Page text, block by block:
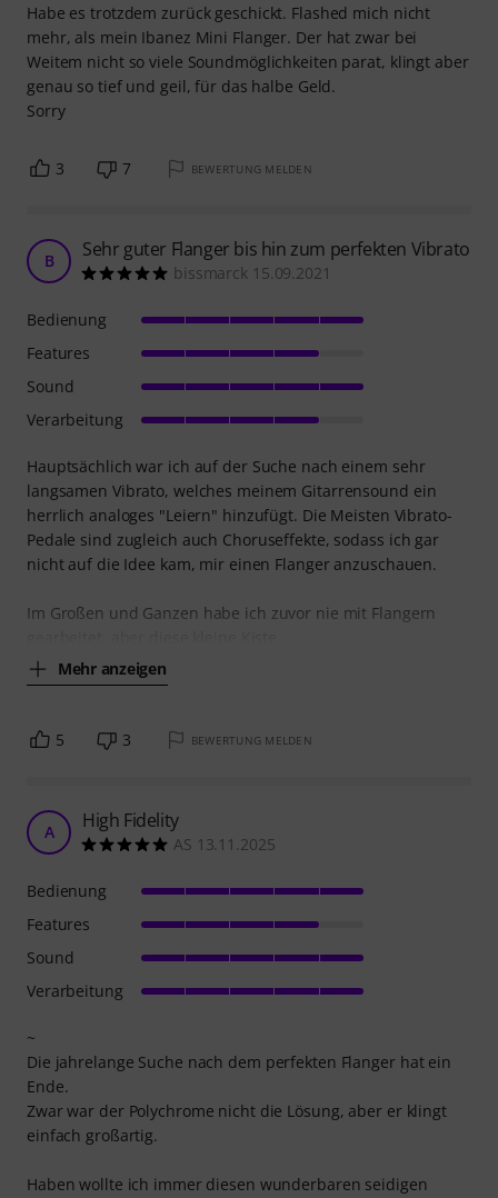
Habe es trotzdem zurück geschickt. Flashed mich nicht
mehr, als mein Ibanez Mini Flanger. Der hat zwar bei
Weitem nicht so viele Soundmöglichkeiten parat, klingt aber
genau so tief und geil, für das halbe Geld.
Sorry
3 7 BEWERTUNG MELDEN
B Sehr guter Flanger bis hin zum perfekten Vibrato
bissmarck 15.09.2021
Hauptsächlich war ich auf der Suche nach einem sehr
langsamen Vibrato, welches meinem Gitarrensound ein
herrlich analoges "Leiern" hinzufügt. Die Meisten Vibrato-
Pedale sind zugleich auch Choruseffekte, sodass ich gar
nicht auf die Idee kam, mir einen Flanger anzuschauen.
Im Großen und Ganzen habe ich zuvor nie mit Flangern
Mehr anzeigen
Bedienung
Features
Sound
Verarbeitung
5 3 BEWERTUNG MELDEN
A High Fidelity
AS 13.11.2025
~
Die jahrelange Suche nach dem perfekten Flanger hat ein
Ende.
Zwar war der Polychrome nicht die Lösung, aber er klingt
einfach großartig.
Haben wollte ich immer diesen wunderbaren seidigen
Bedienung
Features
Sound
Verarbeitung